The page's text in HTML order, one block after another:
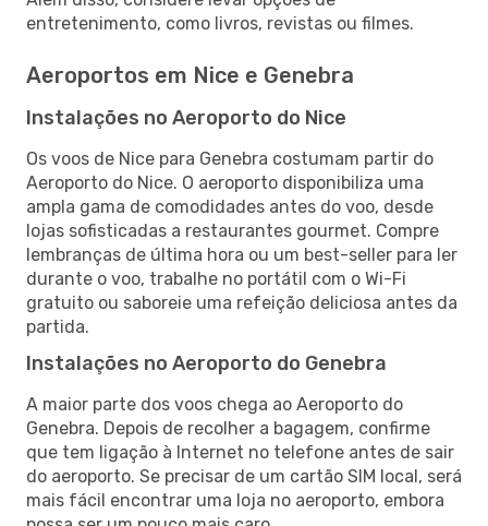
entretenimento, como livros, revistas ou filmes.
Aeroportos em Nice e Genebra
Instalações no Aeroporto do Nice
Os voos de Nice para Genebra costumam partir do
Aeroporto do Nice. O aeroporto disponibiliza uma
ampla gama de comodidades antes do voo, desde
lojas sofisticadas a restaurantes gourmet. Compre
lembranças de última hora ou um best-seller para ler
durante o voo, trabalhe no portátil com o Wi-Fi
gratuito ou saboreie uma refeição deliciosa antes da
partida.
Instalações no Aeroporto do Genebra
A maior parte dos voos chega ao Aeroporto do
Genebra. Depois de recolher a bagagem, confirme
que tem ligação à Internet no telefone antes de sair
do aeroporto. Se precisar de um cartão SIM local, será
mais fácil encontrar uma loja no aeroporto, embora